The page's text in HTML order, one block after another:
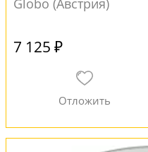
Globo (Австрия)
7 125 ₽